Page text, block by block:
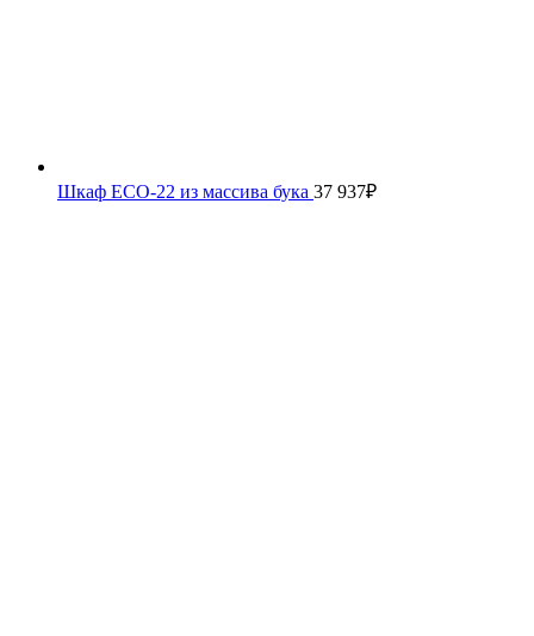
Шкаф ECO-22 из массива бука 37 937₽